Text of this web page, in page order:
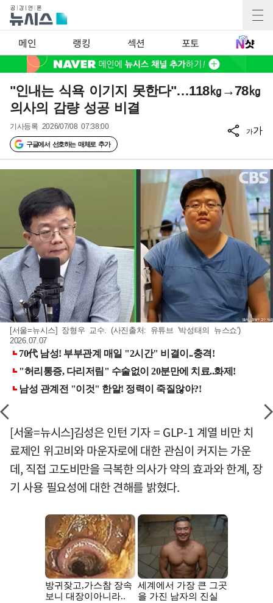
메인 랭킹 섹션 포토
"인내는 식욕 이기지 못한다"…118㎏→78㎏
의사의 감량 성공 비결
기사등록 2026/07/08 07:38:00
구글에서 선호하는 매체로 추가
가가
[서울=뉴시스] 장형우 교수. (사진출처: 유튜브 '박성태의 뉴스쇼')
2026.07.07
[서울=뉴시스]김성은 인턴 기자 = GLP-1 계열 비만 치
료제인 위고비와 마운자로에 대한 관심이 커지는 가운
데, 직접 고도비만을 극복한 의사가 약의 효과와 한계, 장
기 사용 필요성에 대한 견해를 밝혔다.